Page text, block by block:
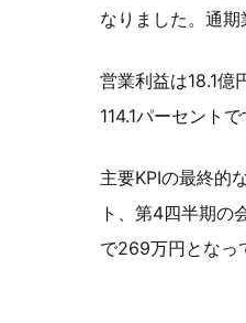
なりました。通期
営業利益は18.1億
114.1パーセント
主要KPIの最終的
ト、第4四半期の
で269万円となっ